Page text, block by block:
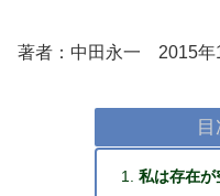
著者：中田永一 2015年
私は存在が